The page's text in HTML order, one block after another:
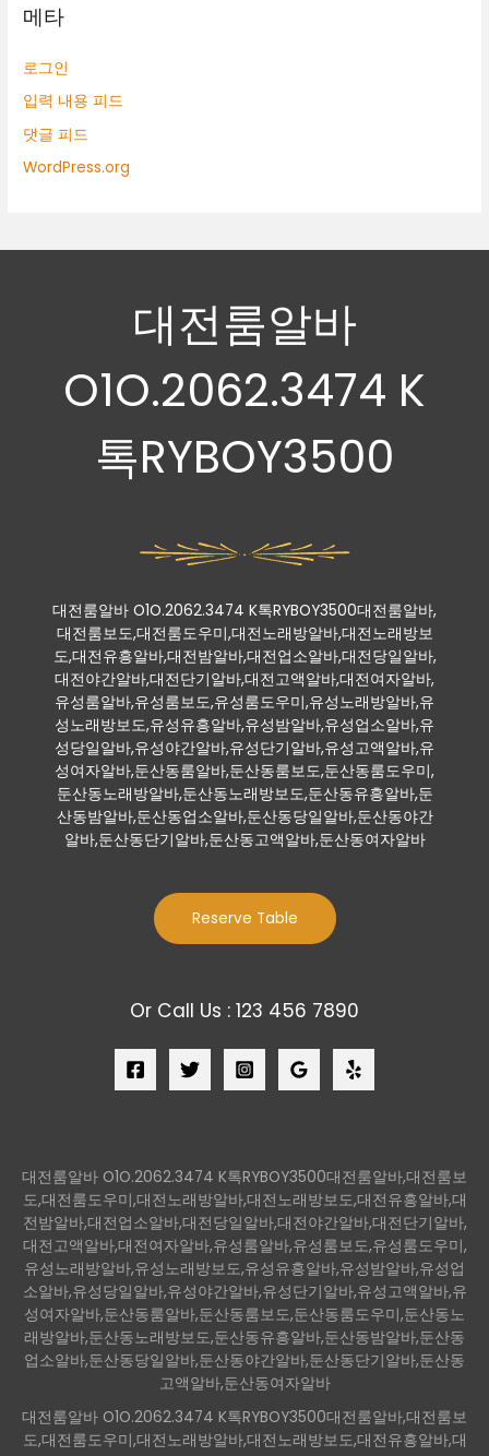
메타
로그인
입력 내용 피드
댓글 피드
WordPress.org
대전룸알바
O1O.2062.3474 K
톡RYBOY3500
대전룸알바 O1O.2062.3474 K톡RYBOY3500대전룸알바,
대전룸보도,대전룸도우미,대전노래방알바,대전노래방보
도,대전유흥알바,대전밤알바,대전업소알바,대전당일알바,
대전야간알바,대전단기알바,대전고액알바,대전여자알바,
유성룸알바,유성룸보도,유성룸도우미,유성노래방알바,유
성노래방보도,유성유흥알바,유성밤알바,유성업소알바,유
성당일알바,유성야간알바,유성단기알바,유성고액알바,유
성여자알바,둔산동룸알바,둔산동룸보도,둔산동룸도우미,
둔산동노래방알바,둔산동노래방보도,둔산동유흥알바,둔
산동밤알바,둔산동업소알바,둔산동당일알바,둔산동야간
알바,둔산동단기알바,둔산동고액알바,둔산동여자알바
Reserve Table
Or Call Us : 123 456 7890
대전룸알바 O1O.2062.3474 K톡RYBOY3500대전룸알바,대전룸보
도,대전룸도우미,대전노래방알바,대전노래방보도,대전유흥알바,대
전밤알바,대전업소알바,대전당일알바,대전야간알바,대전단기알바,
대전고액알바,대전여자알바,유성룸알바,유성룸보도,유성룸도우미,
유성노래방알바,유성노래방보도,유성유흥알바,유성밤알바,유성업
소알바,유성당일알바,유성야간알바,유성단기알바,유성고액알바,유
성여자알바,둔산동룸알바,둔산동룸보도,둔산동룸도우미,둔산동노
래방알바,둔산동노래방보도,둔산동유흥알바,둔산동밤알바,둔산동
업소알바,둔산동당일알바,둔산동야간알바,둔산동단기알바,둔산동
고액알바,둔산동여자알바
대전룸알바 O1O.2062.3474 K톡RYBOY3500대전룸알바,대전룸보
도,대전룸도우미,대전노래방알바,대전노래방보도,대전유흥알바,대